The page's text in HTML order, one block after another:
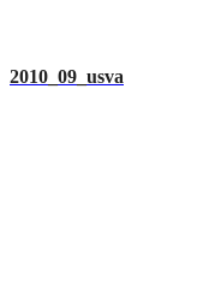
2010_09_usva